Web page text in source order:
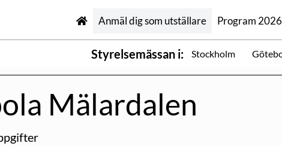
Anmäl dig som utställare Program 2026
Styrelsemässan i: Stockholm
Mälardalen